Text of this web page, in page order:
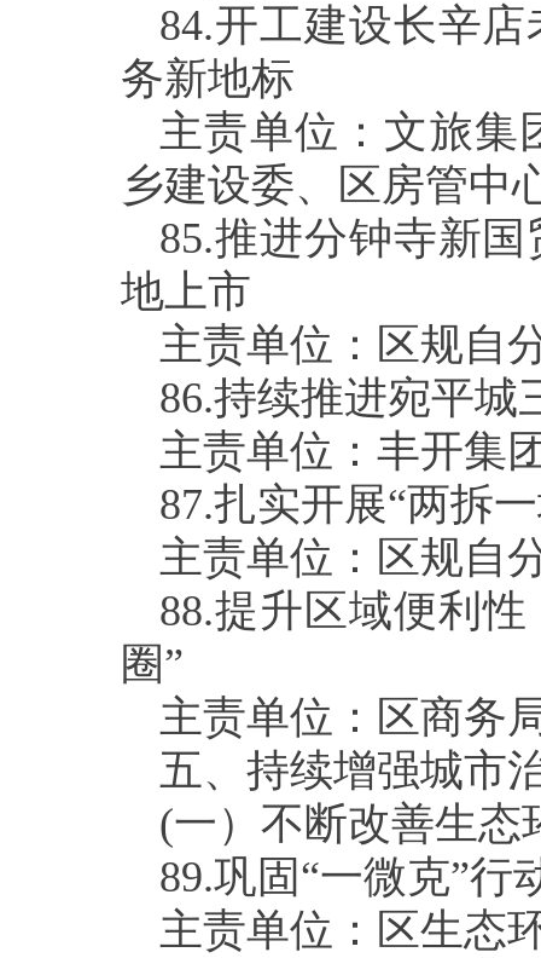
84.开工建设长辛
务新地标
主责单位：文旅集
乡建设委、区房管中
85.推进分钟寺新
地上市
主责单位：区规自
86.持续推进宛平城
主责单位：丰开集
87.扎实开展“两拆
主责单位：区规自
88.提升区域便利
圈”
主责单位：区商务
五、持续增强城市
(一）不断改善生态
89.巩固“一微克”行
主责单位：区生态